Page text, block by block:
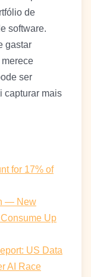
de
software.
gastar
ser
capturar mais
for 17% of
— New
Up
US Data
AI Race